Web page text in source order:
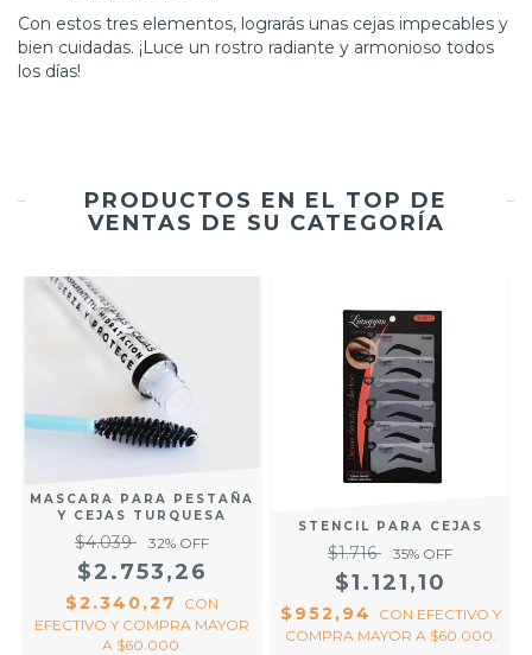
Con estos tres elementos, lograrás unas cejas impecables y
bien cuidadas. ¡Luce un rostro radiante y armonioso todos
los días!
PRODUCTOS EN EL TOP DE
VENTAS DE SU CATEGORÍA
MASCARA PARA PESTAÑA
Y CEJAS TURQUESA
$4.039 32% OFF
$2.753,26
$2.340,27
CON
EFECTIVO Y COMPRA MAYOR
A $60.000.
STENCIL PARA CEJAS
$1.716 35% OFF
$1.121,10
$952,94 CON EFECTIVO Y
COMPRA MAYOR A $60.000.